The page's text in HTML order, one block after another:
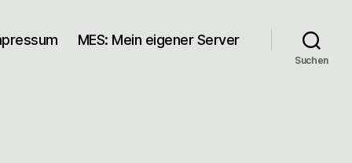
MES: Mein eigener Server
Suchen